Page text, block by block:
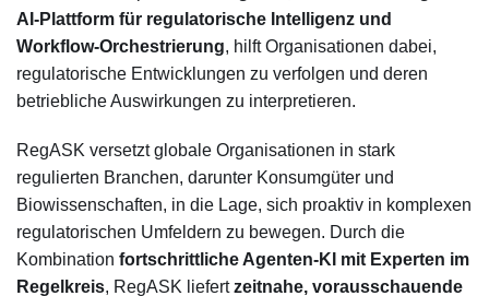
AI-Plattform für regulatorische Intelligenz und
Workflow-Orchestrierung, hilft Organisationen dabei,
regulatorische Entwicklungen zu verfolgen und deren
betriebliche Auswirkungen zu interpretieren.
RegASK versetzt globale Organisationen in stark
regulierten Branchen, darunter Konsumgüter und
Biowissenschaften, in die Lage, sich proaktiv in komplexen
regulatorischen Umfeldern zu bewegen. Durch die
Kombination fortschrittliche Agenten-KI mit Experten im
Regelkreis, RegASK liefertzeitnahe, vorausschauende